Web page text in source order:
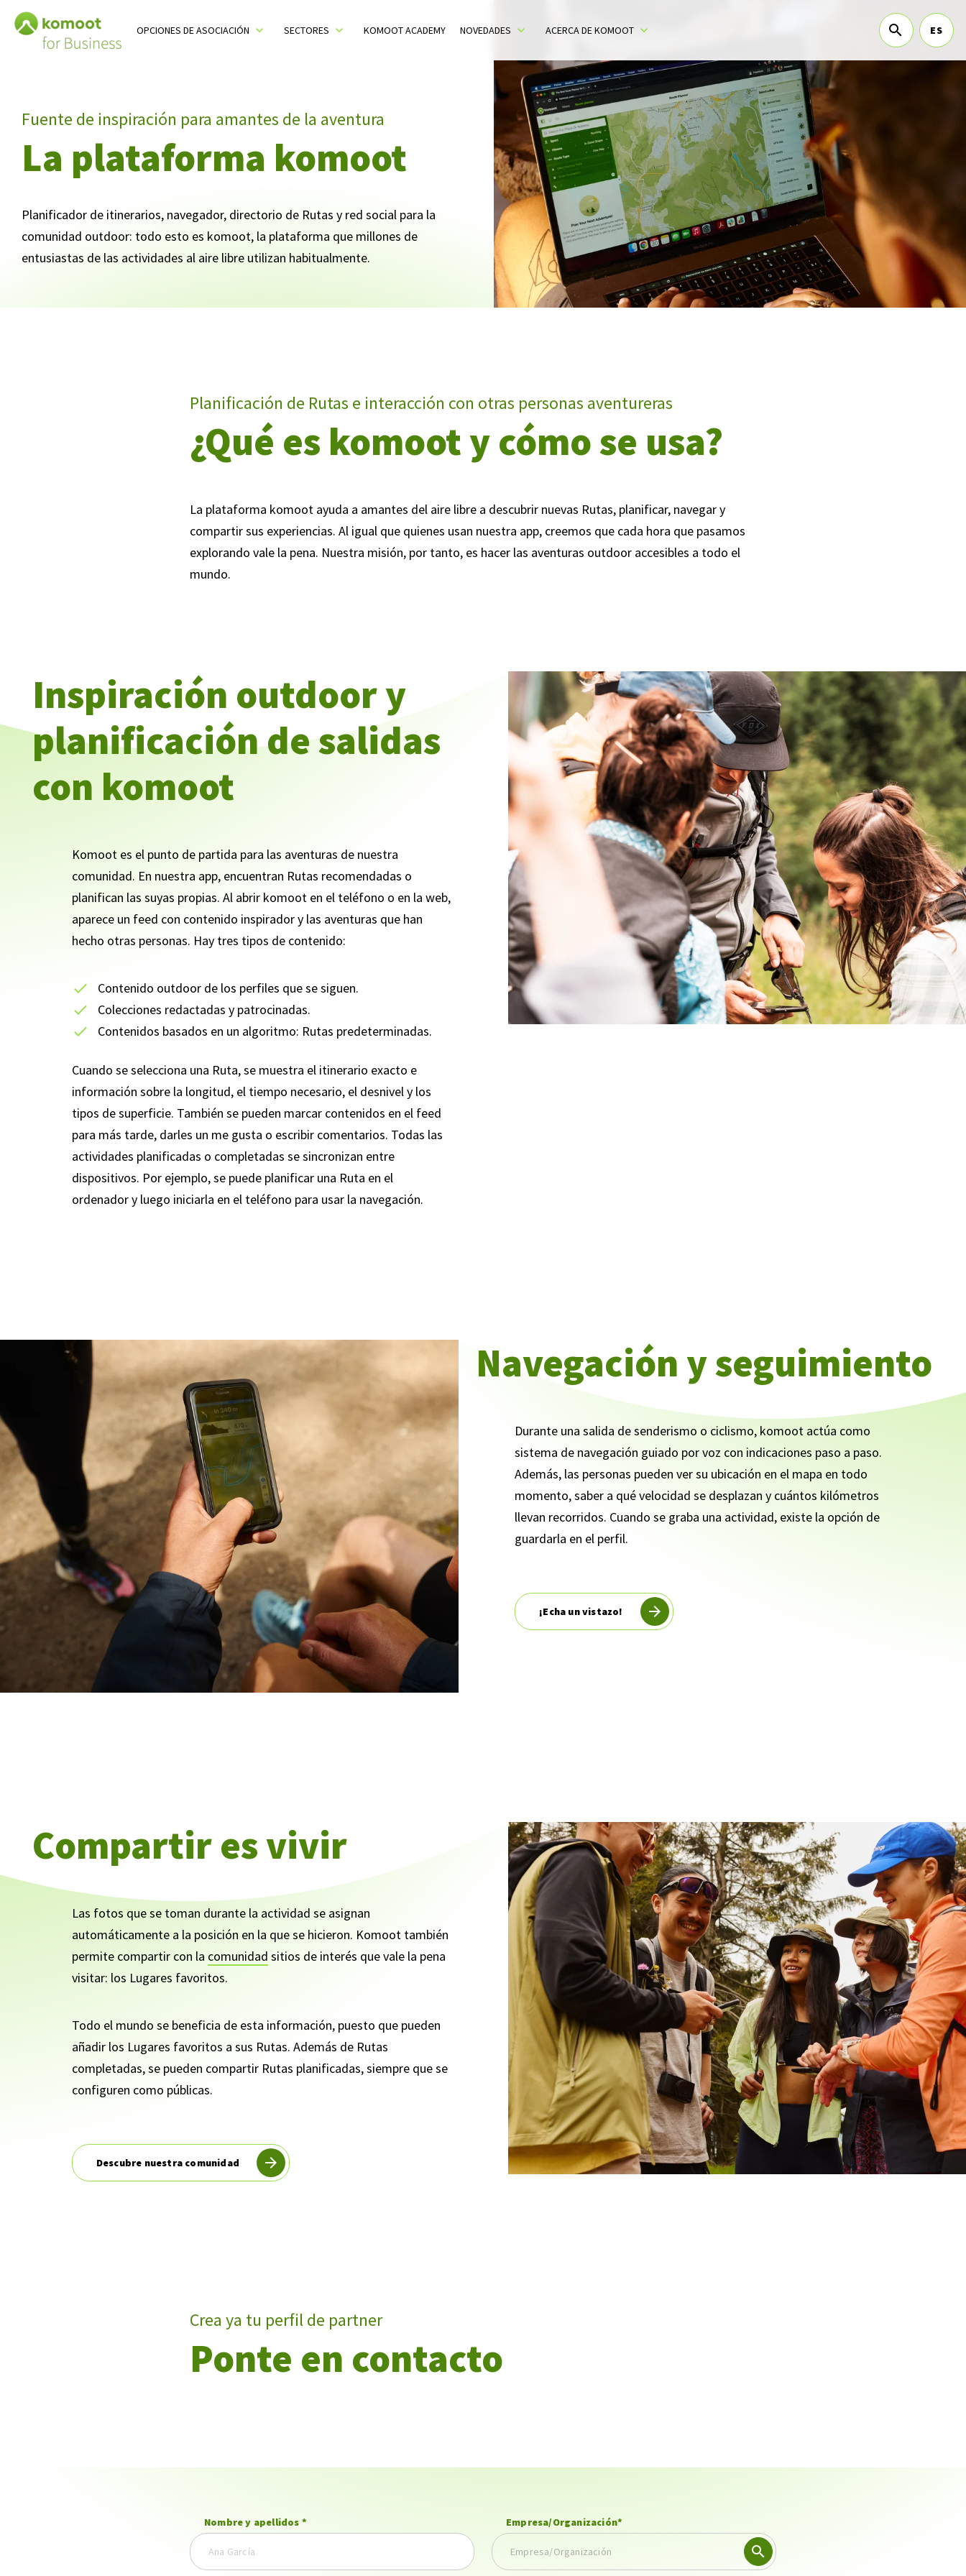
sr.skip-to.main-content
sr.skip-to.table-of-contents
sr.skip-to.main-navigation
Table Of Content
¿Qué es komoot y cómo se usa?
Inspiración outdoor y planificación de salidas con komoot
Navegación y seguimiento
Compartir es vivir
Ponte en contacto
Más información sobre komoot
OPCIONES DE ASOCIACIÓN
Toggle sub menu SECTORESToggle sub menuKOMOOT ACADEMY NOVEDADESToggle sub menuACERCA DE KOMOOT
CURRENT
Toggle sub menu ES
Fuente de inspiración para amantes de la aventura
La plataforma komoot
Planificador de itinerarios, navegador, directorio de Rutas y red social para la
comunidad outdoor: todo esto es komoot, la plataforma que millones de
entusiastas de las actividades al aire libre utilizan habitualmente.
Planificación de Rutas e interacción con otras personas aventureras
¿Qué es komoot y cómo se usa?
La plataforma komoot ayuda a amantes del aire libre a descubrir nuevas Rutas, planificar, navegar y
compartir sus experiencias. Al igual que quienes usan nuestra app, creemos que cada hora que pasamos
explorando vale la pena. Nuestra misión, por tanto, es hacer las aventuras outdoor accesibles a todo el
mundo.
Inspiración outdoor y
planificación de salidas
con komoot
Komoot es el punto de partida para las aventuras de nuestra
comunidad. En nuestra app, encuentran Rutas recomendadas o
planifican las suyas propias. Al abrir komoot en el teléfono o en la web,
aparece un feed con contenido inspirador y las aventuras que han
hecho otras personas. Hay tres tipos de contenido:
Contenido outdoor de los perfiles que se siguen.
Colecciones redactadas y patrocinadas.
Contenidos basados en un algoritmo: Rutas predeterminadas.
Cuando se selecciona una Ruta, se muestra el itinerario exacto e
información sobre la longitud, el tiempo necesario, el desnivel y los
tipos de superficie. También se pueden marcar contenidos en el feed
para más tarde, darles un me gusta o escribir comentarios. Todas las
actividades planificadas o completadas se sincronizan entre
dispositivos. Por ejemplo, se puede planificar una Ruta en el
ordenador y luego iniciarla en el teléfono para usar la navegación.
Navegación y seguimiento
Durante una salida de senderismo o ciclismo, komoot actúa como
sistema de navegación guiado por voz con indicaciones paso a paso.
Además, las personas pueden ver su ubicación en el mapa en todo
momento, saber a qué velocidad se desplazan y cuántos kilómetros
llevan recorridos. Cuando se graba una actividad, existe la opción de
guardarla en el perfil.
¡Echa un vistazo!
Compartir es vivir
Las fotos que se toman durante la actividad se asignan
automáticamente a la posición en la que se hicieron. Komoot también
permite compartir con la comunidad sitios de interés que vale la pena
visitar: los Lugares favoritos.
Todo el mundo se beneficia de esta información, puesto que pueden
añadir los Lugares favoritos a sus Rutas. Además de Rutas
completadas, se pueden compartir Rutas planificadas, siempre que se
configuren como públicas.
Descubre nuestra comunidad
Crea ya tu perfil de partner
Ponte en contacto
Nombre y apellidos * Empresa/Organización*
Empresa/Organización